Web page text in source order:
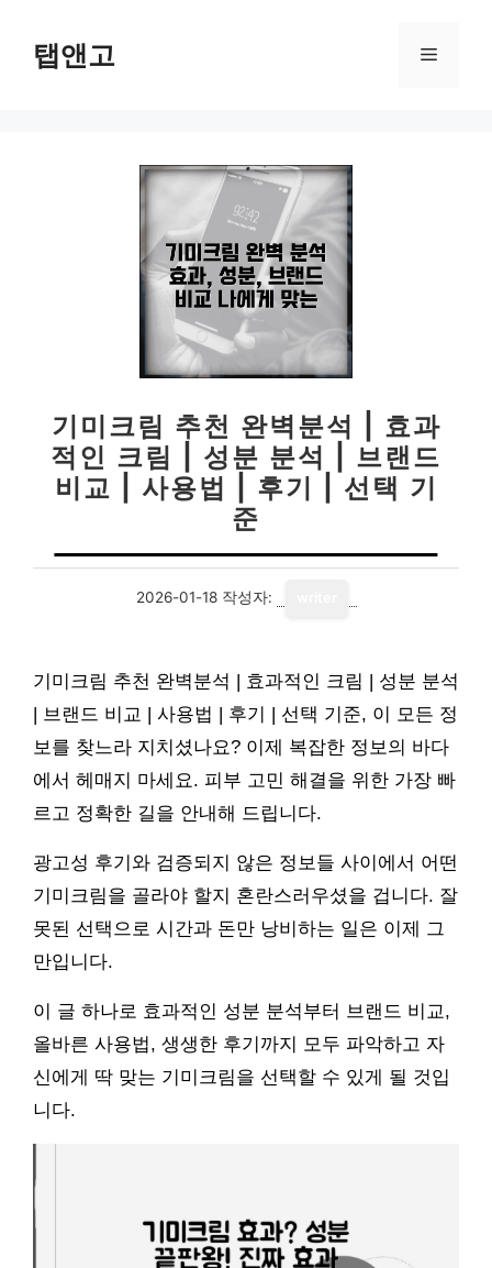
탭앤고 메
기미크림 추천 완벽분석 | 효과
적인 크림 | 성분 분석 | 브랜드
비교 | 사용법 | 후기 | 선택 기
준
2026-01-18 작성자:
기미크림 추천 완벽분석 | 효과적인 크림 | 성분 분석
| 브랜드 비교 | 사용법 | 후기 | 선택 기준, 이 모든 정
보를 찾느라 지치셨나요? 이제 복잡한 정보의 바다
에서 헤매지 마세요. 피부 고민 해결을 위한 가장 빠
르고 정확한 길을 안내해 드립니다.
광고성 후기와 검증되지 않은 정보들 사이에서 어떤
기미크림을 골라야 할지 혼란스러우셨을 겁니다. 잘
못된 선택으로 시간과 돈만 낭비하는 일은 이제 그
만입니다.
이 글 하나로 효과적인 성분 분석부터 브랜드 비교,
올바른 사용법, 생생한 후기까지 모두 파악하고 자
신에게 딱 맞는 기미크림을 선택할 수 있게 될 것입
니다.